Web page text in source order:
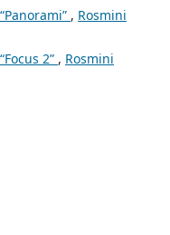
, Rosmini
2” , Rosmini